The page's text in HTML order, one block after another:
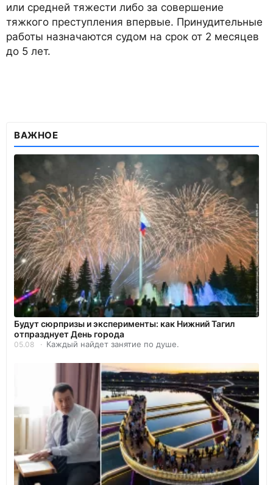
или средней тяжести либо за совершение
тяжкого преступления впервые. Принудительные
работы назначаются судом на срок от 2 месяцев
до 5 лет.
ВАЖНОЕ
Будут сюрпризы и эксперименты: как Нижний Тагил
отпразднует День города
05.08 Каждый найдет занятие по душе.